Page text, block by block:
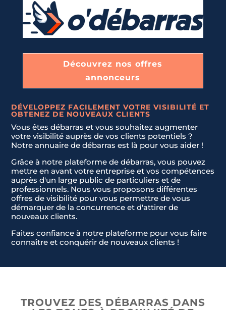
Découvrez nos offres
annonceurs
DÉVELOPPEZ FACILEMENT VOTRE VISIBILITÉ ET
OBTENEZ DE NOUVEAUX CLIENTS
Vous êtes débarras et vous souhaitez augmenter
votre visibilité auprès de vos clients potentiels ?
Notre annuaire de débarras est là pour vous aider !
Grâce à notre plateforme de débarras, vous pouvez
mettre en avant votre entreprise et vos compétences
auprès d'un large public de particuliers et de
professionnels. Nous vous proposons différentes
offres de visibilité pour vous permettre de vous
démarquer de la concurrence et d'attirer de
nouveaux clients.
Faites confiance à notre plateforme pour vous faire
connaître et conquérir de nouveaux clients !
TROUVEZ DES DÉBARRAS DANS
E-mail*
N
o
c
o
u
n
t
y
Message*
Envoyer la demande
E-mail*
Message*
Envoyer la demande